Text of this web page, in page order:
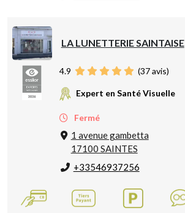
LA LUNETTERIE SAINTAISE
4.9 (37avis)
Expert en Santé Visuelle
Fermé
1 avenue gambetta
17100 SAINTES
+33546937256